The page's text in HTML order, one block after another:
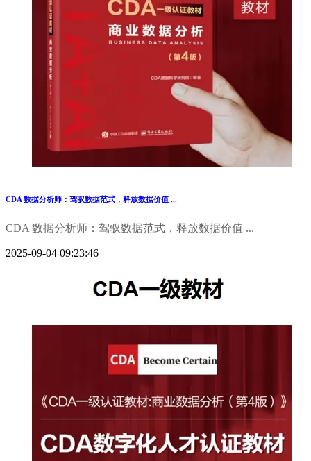
CDA 数据分析师：驾驭数据范式，释放数据价值 ...
CDA 数据分析师：驾驭数据范式，释放数据价值 ...
2025-09-04 09:23:46